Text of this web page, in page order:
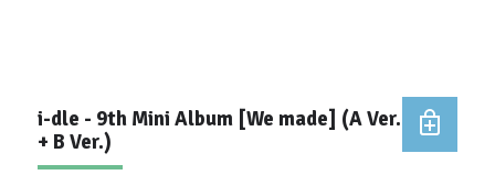
i-dle - 9th Mini Album [We made] (A Ver.
+ B Ver.)